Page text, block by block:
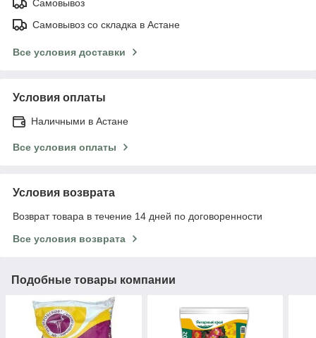
Самовывоз
Самовывоз со складка в Астане
Все условия доставки
Условия оплаты
Наличными в Астане
Все условия оплаты
Условия возврата
Возврат товара в течение 14 дней по договоренности
Все условия возврата
Подобные товары компании